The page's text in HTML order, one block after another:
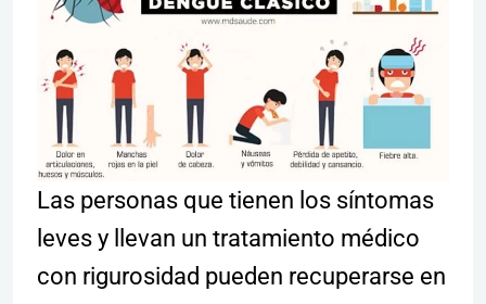
Las personas que tienen los síntomas
leves y llevan un tratamiento médico
con rigurosidad pueden recuperarse en